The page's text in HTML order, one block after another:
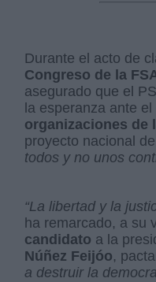
Durante el acto de
Congreso de la
asegurado que el
la esperanza ante el
organizaciones de
proyecto nacional
todos y no unos
“La libertad y la
ha remarcado, a su
candidato a la
Núñez Feijóo,
a destruir la